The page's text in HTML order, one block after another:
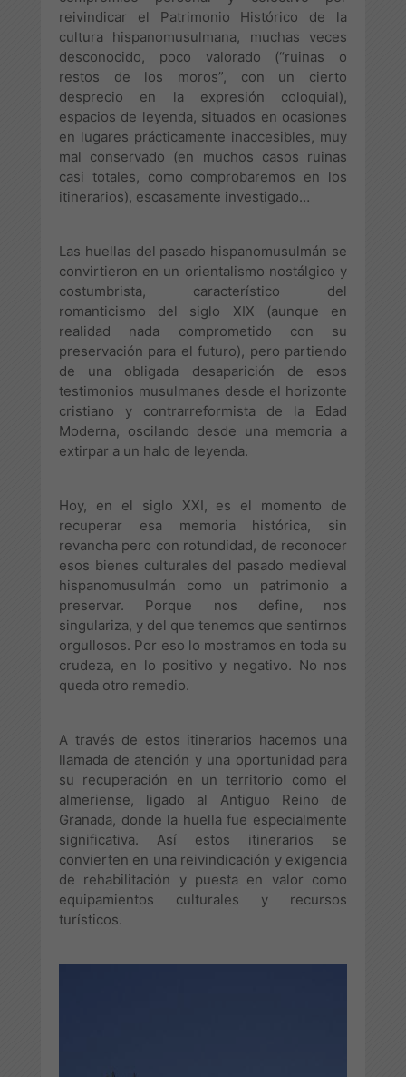
reivindicar el Patrimonio Histórico de la
cultura hispanomusulmana, muchas veces
desconocido, poco valorado (“ruinas o
restos de los moros”, con un cierto
desprecio en la expresión coloquial),
espacios de leyenda, situados en ocasiones
en lugares prácticamente inaccesibles, muy
mal conservado (en muchos casos ruinas
casi totales, como comprobaremos en los
itinerarios), escasamente investigado…
Las huellas del pasado hispanomusulmán se
convirtieron en un orientalismo nostálgico y
costumbrista, característico del
romanticismo del siglo XIX (aunque en
realidad nada comprometido con su
preservación para el futuro), pero partiendo
de una obligada desaparición de esos
testimonios musulmanes desde el horizonte
cristiano y contrarreformista de la Edad
Moderna, oscilando desde una memoria a
extirpar a un halo de leyenda.
Hoy, en el siglo XXI, es el momento de
recuperar esa memoria histórica, sin
revancha pero con rotundidad, de reconocer
esos bienes culturales del pasado medieval
hispanomusulmán como un patrimonio a
preservar. Porque nos define, nos
singulariza, y del que tenemos que sentirnos
orgullosos. Por eso lo mostramos en toda su
crudeza, en lo positivo y negativo. No nos
queda otro remedio.
A través de estos itinerarios hacemos una
llamada de atención y una oportunidad para
su recuperación en un territorio como el
almeriense, ligado al Antiguo Reino de
Granada, donde la huella fue especialmente
significativa. Así estos itinerarios se
convierten en una reivindicación y exigencia
de rehabilitación y puesta en valor como
equipamientos culturales y recursos
turísticos.